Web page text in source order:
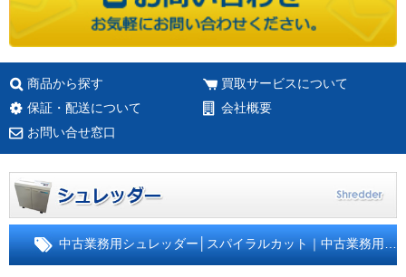
商品から探す
買取サービスについて
保証・配送について
会社概要
お問い合せ窓口
中古業務用シュレッダー スパイラルカット｜中古業務用シュレッダー